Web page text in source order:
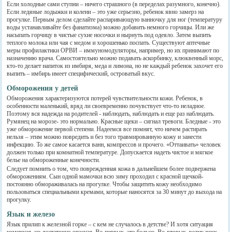
Если холодные сами ступни – ничего страшного (в переделах разумного, конечно).
Если ледяные лодыжки и колени – это уже серьезно, ребенок явно замерз на
прогулке. Первым делом сделайте распаривающую ванночку для ног (температуру
воды устанавливайте без фанатизма) можно добавить немного горчицы. Или же
насыпать горчицу в чистые сухие носочки и нырнуть под одеяло. Затем выпить
теплого молока или чая с медом и хорошенько поспать. Существуют аптечные
меры профилактики ОРВИ – иммуномодуляторы, например, но их принимают по
назначению врача. Самостоятельно можно подавать аскорбинку, клюквенный морс,
кто-то делает напиток из имбиря, меда и лимона, но не каждый ребенок захочет его
выпить – имбирь имеет специфический, островатый вкус.
Обморожения у детей
Обморожения характеризуются потерей чувствительности кожи. Ребенок, в
особенности маленький, вряд ли своевременно почувствует что-то неладное.
Поэтому вся надежда на родителей - наблюдать, наблюдать и еще раз наблюдать.
Румянец на морозе- это нормально. Красные щеки – сигнал тревоги. Бледные - это
уже обморожение первой степени. Надеемся все помнят, что ничем растирать
нельзя – этим можно повредить и без того травмированную кожу и занести
инфекцию. То же самое касается ванн, компрессов и прочего. «Оттаивать» человек
должен только при комнатной температуре. Допускается надеть чистое и мягкое
белье на обмороженные конечности.
Следует помнить о том, что поврежденная кожа в дальнейшем более подвержена
обморожениям. Сын одной мамочки всю зиму проходил с красной щечкой-
постоянно обмораживалась на прогулке. Чтобы защитить кожу необходимо
пользоваться специальными кремами, которые наносятся за 30 минут до выхода на
прогулку.
Язык и железо
Язык прилип к железной горке – с кем не случалось в детстве? И хотя ситуация